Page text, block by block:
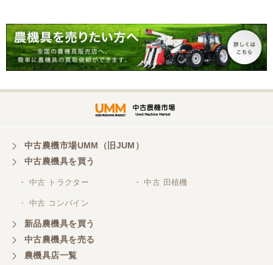
山梨県／
迅速丁寧にご対応くださいました。この度はありが
です。
山梨県／井上農場
このたびはお取引ありがとうございました。 梱包も
山梨県／
剤対応 現状渡し【P11432
285】
現状渡し【P11367092】
中古農機市場UMM（旧JUM）
中古農機具を買う
・ 中古 トラクター ・ 中古 田植機
・ 中古 コンバイン
新品農機具を買う
中古農機具を売る
農機具店一覧